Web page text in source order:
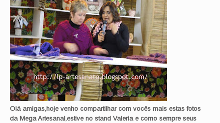
Olá amigas,hoje venho compartilhar com vocês mais estas fotos
da Mega Artesanal,estive no stand Valeria e como sempre seus